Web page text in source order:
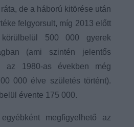
de a háború kitörése után
felgyorsult, míg 2013 előtt
500 000 gyerek
(ami szintén jelentős
az 1980-as években még
000 élve születés történt).
évente 175 000.
megfigyelhető az